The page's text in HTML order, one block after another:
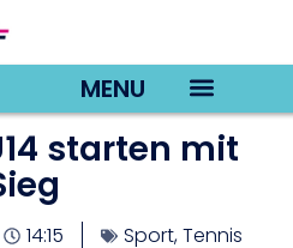
MENU
starten mit
14:15 Sport,Tennis